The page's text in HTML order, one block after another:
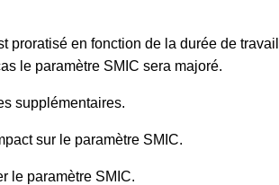
proratisé en fonction de la durée de
le paramètre SMIC sera majoré.
supplémentaires.
sur le paramètre SMIC.
le paramètre SMIC.